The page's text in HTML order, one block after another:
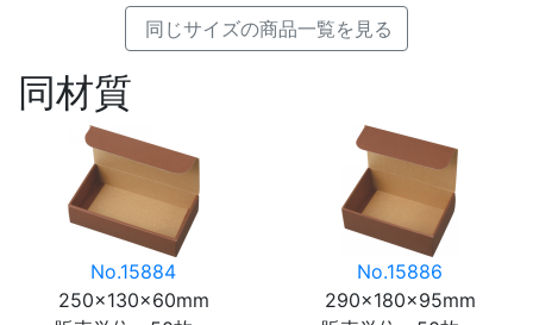
同じサイズの商品一覧を見る
同材質
No.15884
250×130×60mm
No.15886
290×180×95mm